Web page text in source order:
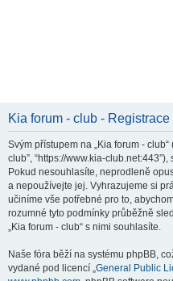
Kia forum - club - Registrace
Svým přístupem na „Kia forum - club“
club”, “https://www.kia-
Pokud nesouhlasíte, neprodleně
a nepoužívejte jej. Vyhrazujeme si
učiníme vše potřebné pro to,
rozumné tyto podmínky průběžně
„Kia forum - club“ s nimi souhlasíte.
Naše fóra běží na systému phpBB,
vydané pod licencí „General Public